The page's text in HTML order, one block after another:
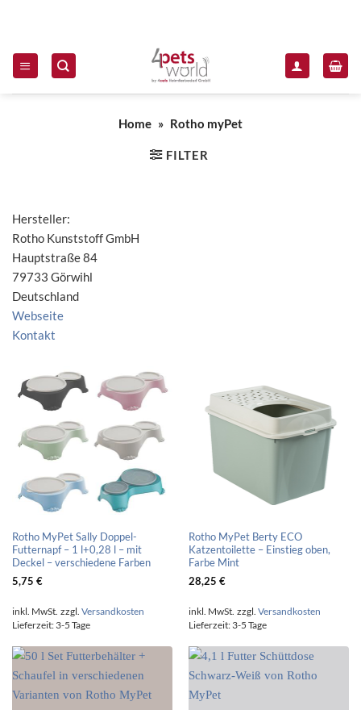
Home » Rotho myPet
FILTER
Hersteller:
Rotho Kunststoff GmbH
Hauptstraße 84
79733 Görwihl
Deutschland
Webseite
Kontakt
Rotho MyPet Sally Doppel-
Futternapf – 1 l+0,28 l – mit
Deckel – verschiedene Farben
5,75 €
inkl. MwSt. zzgl. Versandkosten
Lieferzeit: 3-5 Tage
Rotho MyPet Berty ECO
Katzentoilette – Einstieg oben,
Farbe Mint
28,25 €
inkl. MwSt. zzgl. Versandkosten
Lieferzeit: 3-5 Tage